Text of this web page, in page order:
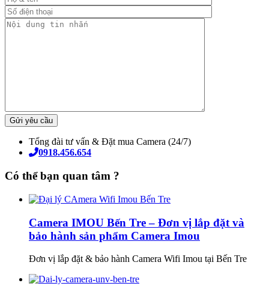
Tổng đài tư vấn & Đặt mua Camera (24/7)
0918.456.654
Có thể bạn quan tâm ?
Camera IMOU Bến Tre – Đơn vị lắp đặt và
bảo hành sản phẩm Camera Imou
Đơn vị lắp đặt & bảo hành Camera Wifi Imou tại Bến Tre